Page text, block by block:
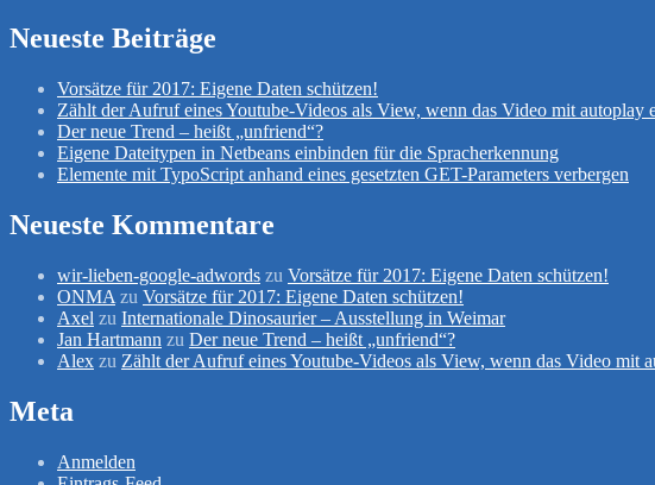
Neueste Beiträge
Vorsätze für 2017: Eigene Daten schützen!
Zählt der Aufruf eines Youtube-Videos als View, wenn das Video mit autoplay
Der neue Trend – heißt „unfriend“?
Eigene Dateitypen in Netbeans einbinden für die Spracherkennung
Elemente mit TypoScript anhand eines gesetzten GET-Parameters verbergen
Neueste Kommentare
wir-lieben-google-adwords zu Vorsätze für 2017: Eigene Daten schützen!
ONMA zu Vorsätze für 2017: Eigene Daten schützen!
Axel zu Internationale Dinosaurier – Ausstellung in Weimar
Jan Hartmann zu Der neue Trend – heißt „unfriend“?
Alex zu Zählt der Aufruf eines Youtube-Videos als View, wenn das Video mit
Meta
Anmelden